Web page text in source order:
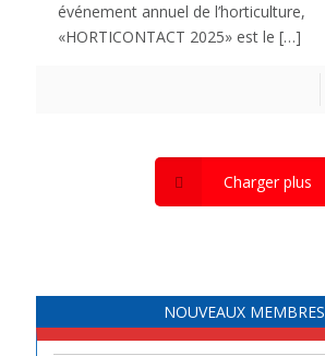
événement annuel de l’horticulture,
«HORTICONTACT 2025» est le […]
Charger plus
NOUVEAUX MEMBRES